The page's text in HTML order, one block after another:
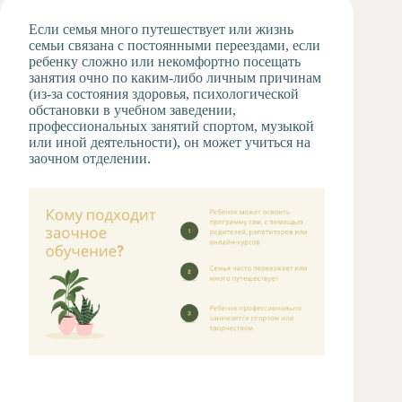
студия
Музыкальное
отделение
Психологическая
Служба
Тьюторская
служба
Если семья много путешествует или жизнь
семьи связана с постоянными переездами, если
ребенку сложно или некомфортно посещать
занятия очно по каким-либо личным причинам
(из-за состояния здоровья, психологической
обстановки в учебном заведении,
профессиональных занятий спортом, музыкой
или иной деятельности), он может учиться на
заочном отделении.